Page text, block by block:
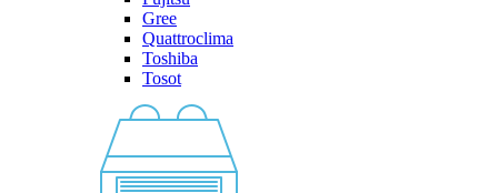
Gree
Quattroclima
Toshiba
Tosot